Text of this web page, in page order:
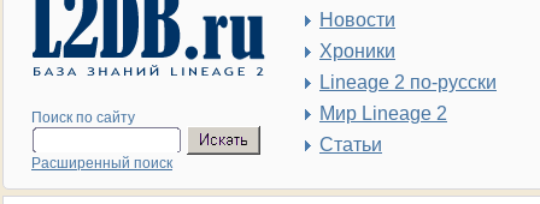
Поиск по сайту
Расширенный поиск
Новости
Хроники
Lineage 2 по-русски
Мир Lineage 2
Статьи